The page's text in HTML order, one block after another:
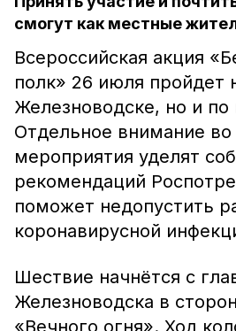
смогут как местные
Всероссийская акция
полк» 26 июля пройдет
Железноводске, но и по
Отдельное внимание
мероприятия уделят
рекомендаций
поможет недопустить
коронавирусной
Шествие начнётся с
Железноводска в
«Вечного огня». Ход